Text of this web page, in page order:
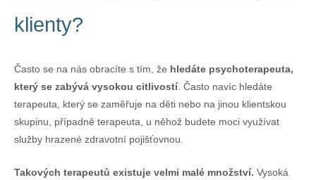
klienty?
Často se na nás obracíte s tím, že hledáte psychoterapeuta,
který se zabývá vysokou citlivostí. Často navíc hledáte
terapeuta, který se zaměřuje na děti nebo na jinou klientskou
skupinu, případně terapeuta, u něhož budete moci využívat
služby hrazené zdravotní pojišťovnou.
Takových terapeutů existuje velmi malé množství. Vysoká